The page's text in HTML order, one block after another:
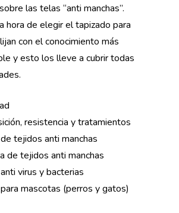
las telas “anti manchas”.
hora de elegir el tapizado para
con el conocimiento más
y esto los lleve a cubrir todas
resistencia y tratamientos
tejidos anti manchas
de tejidos anti manchas
virus y bacterias
mascotas (perros y gatos)